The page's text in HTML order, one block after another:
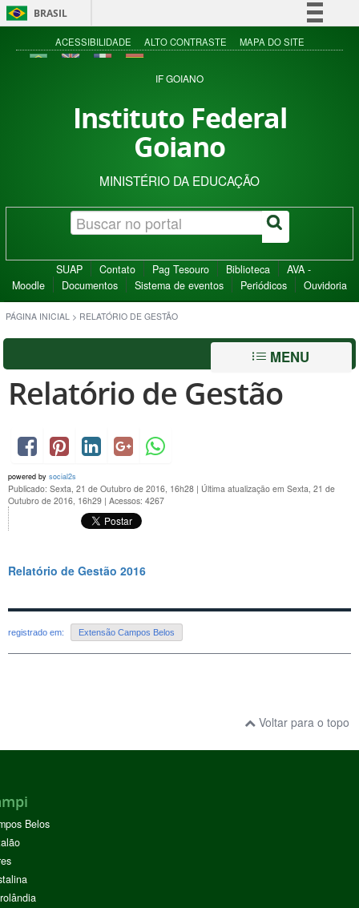
BRASIL
Simplifique!
Acesso à informação
ACESSIBILIDADE ALTO CONTRASTE MAPA DO SITE
IF GOIANO
Instituto Federal
Goiano
MINISTÉRIO DA EDUCAÇÃO
SUAP Contato Pag Tesouro Biblioteca
AVA -
Moodle
Documentos Sistema de eventos Periódicos Ouvidoria
PÁGINA INICIAL > RELATÓRIO DE GESTÃO
MENU
Relatório de Gestão
powered by social2s
Publicado: Sexta, 21 de Outubro de 2016, 16h28 | Última atualização em Sexta, 21 de
Outubro de 2016, 16h29 | Acessos: 4267
Relatório de Gestão 2016
registrado em: Extensão Campos Belos
Voltar para o topo
Belos